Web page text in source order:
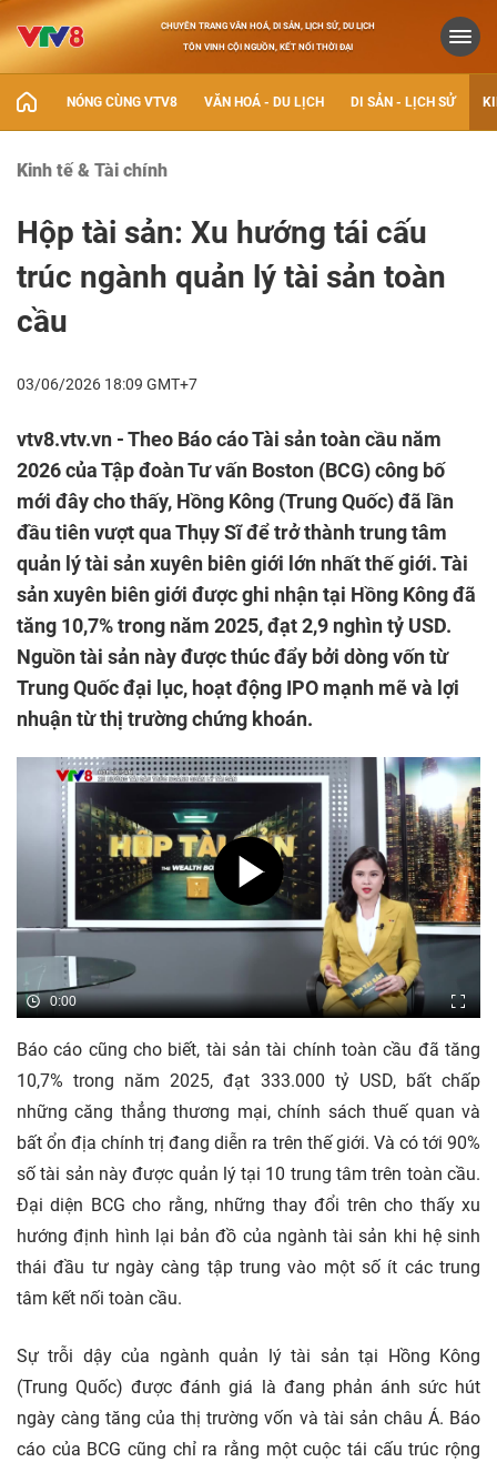
CHUYÊN TRANG VĂN HOÁ, DI SẢN, LỊCH SỬ, DU LỊCH
TÔN VINH CỘI NGUỒN, KẾT NỐI THỜI ĐẠI
NÓNG CÙNG VTV8 VĂN HOÁ - DU LỊCH DI SẢN - LỊCH SỬ
Kinh tế & Tài chính
Hộp tài sản: Xu hướng tái cấu
trúc ngành quản lý tài sản toàn
cầu
03/06/2026 18:09 GMT+7
vtv8.vtv.vn - Theo Báo cáo Tài sản toàn cầu năm
2026 của Tập đoàn Tư vấn Boston (BCG) công bố
mới đây cho thấy, Hồng Kông (Trung Quốc) đã lần
đầu tiên vượt qua Thụy Sĩ để trở thành trung tâm
quản lý tài sản xuyên biên giới lớn nhất thế giới. Tài
sản xuyên biên giới được ghi nhận tại Hồng Kông đã
tăng 10,7% trong năm 2025, đạt 2,9 nghìn tỷ USD.
Nguồn tài sản này được thúc đẩy bởi dòng vốn từ
Trung Quốc đại lục, hoạt động IPO mạnh mẽ và lợi
nhuận từ thị trường chứng khoán.
0:00
Báo cáo cũng cho biết, tài sản tài chính toàn cầu đã tăng
10,7% trong năm 2025, đạt 333.000 tỷ USD, bất chấp
những căng thẳng thương mại, chính sách thuế quan và
bất ổn địa chính trị đang diễn ra trên thế giới. Và có tới 90%
số tài sản này được quản lý tại 10 trung tâm trên toàn cầu.
Đại diện BCG cho rằng, những thay đổi trên cho thấy xu
hướng định hình lại bản đồ của ngành tài sản khi hệ sinh
thái đầu tư ngày càng tập trung vào một số ít các trung
tâm kết nối toàn cầu.
Sự trỗi dậy của ngành quản lý tài sản tại Hồng Kông
(Trung Quốc) được đánh giá là đang phản ánh sức hút
ngày càng tăng của thị trường vốn và tài sản châu Á. Báo
cáo của BCG cũng chỉ ra rằng một cuộc tái cấu trúc rộng